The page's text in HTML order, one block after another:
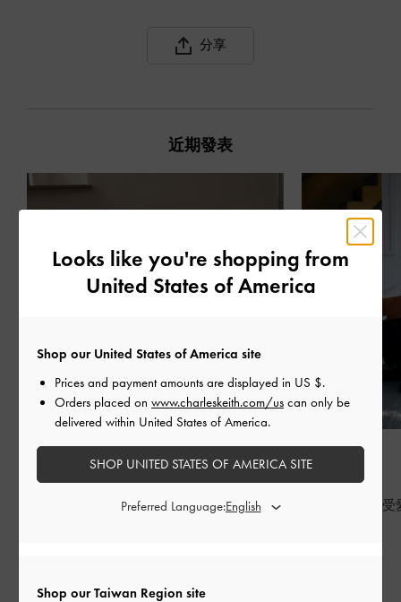
分享
近期發表
時尚潮流
BED OF BOWS
Lay the perfect foundation for your everyday
七夕，重新感
Looks like you're shopping from
United States of America
Shop our Taiwan Region site
Shop our United States of America site
Prices and payment amounts are displayed in US $.
Orders placed on www.charleskeith.com/us can only be
delivered within United States of America.
SHOP UNITED STATES OF AMERICA SITE
Preferred Language: